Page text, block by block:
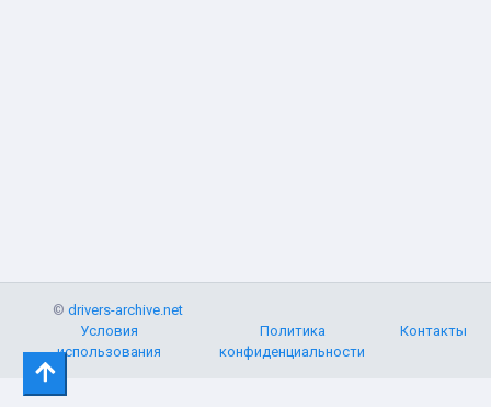
©drivers-archive.net
Условия
использования
Политика
конфиденциальности
Контакты